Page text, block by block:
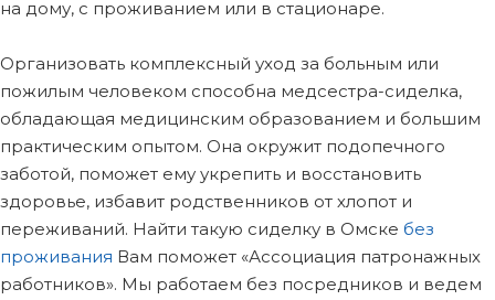
на дому, с проживанием или в стационаре.
Организовать комплексный уход за больным или
пожилым человеком способна медсестра-сиделка,
обладающая медицинским образованием и большим
практическим опытом. Она окружит подопечного
заботой, поможет ему укрепить и восстановить
здоровье, избавит родственников от хлопот и
переживаний. Найти такую сиделку в Омске без
проживания Вам поможет «Ассоциация патронажных
работников». Мы работаем без посредников и ведем